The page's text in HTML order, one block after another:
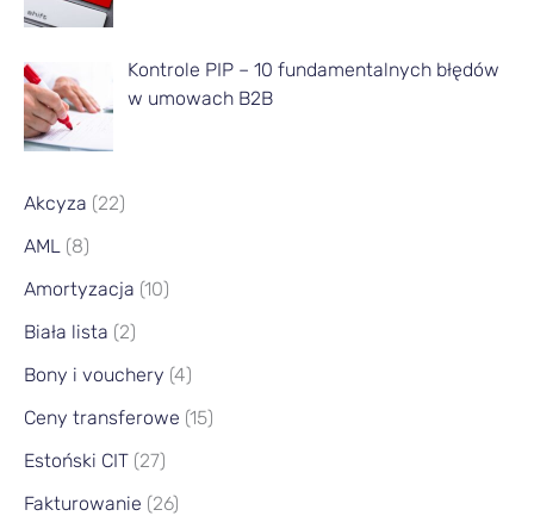
Kontrole PIP – 10 fundamentalnych błędów
w umowach B2B
Akcyza (22)
AML (8)
Amortyzacja (10)
Biała lista (2)
Bony i vouchery (4)
Ceny transferowe (15)
Estoński CIT (27)
Fakturowanie (26)
c
a